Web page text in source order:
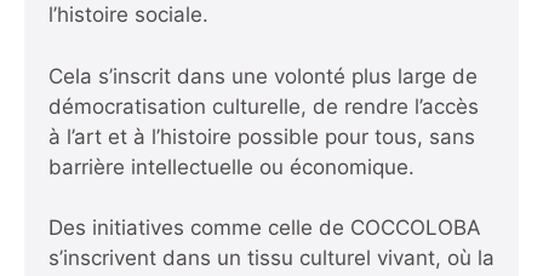
l’histoire sociale.
Cela s’inscrit dans une volonté plus large de
démocratisation culturelle, de rendre l’accès
à l’art et à l’histoire possible pour tous, sans
barrière intellectuelle ou économique.
Des initiatives comme celle de COCCOLOBA
s’inscrivent dans un tissu culturel vivant, où la